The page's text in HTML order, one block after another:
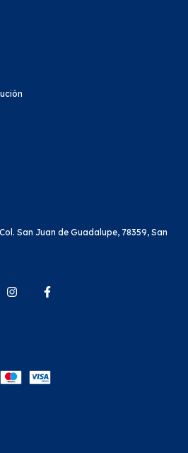
San Juan de Guadalupe, 78359, San